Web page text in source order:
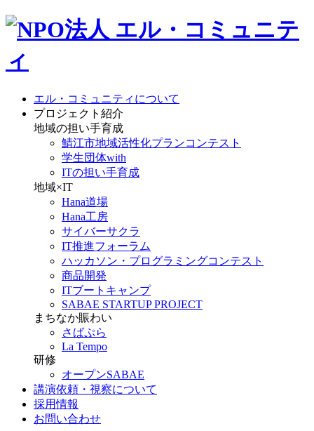
エル・コミュニティについて
プロジェクト紹介
地域の担い手育成
鯖江市地域活性化プランコンテスト
学生団体with
ITの担い手育成
地域×IT
Hana道場
Hana工房
サイバーサクラ
IT推進フォーラム
ハッカソン・プログラミングコンテスト
商品開発
ITブートキャンプ
SABAE STARTUP PROJECT
まちなか賑わい
さばぷら
La Tempo
研修
オープンSABAE
講演依頼・視察について
採用情報
お問い合わせ